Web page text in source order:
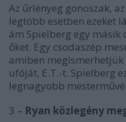
Az űrlényeg gonoszak,
legtöbb esetben ezeket
ám Spielberg egy
őket. Egy csodaszép
amiben
ufóját, E.T.-t. Spielberg
legnagyobb
3 – Ryan közlegény